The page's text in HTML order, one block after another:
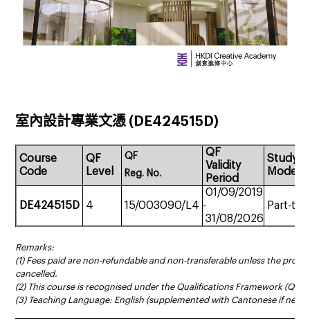
室內設計專業文憑 (DE424515D)
Course
Code
QF
Level
QF
Reg. No.
QF
Validity
Period
Study
Mode
DE424515D 4 15/003090/L4
01/09/2019
-
31/08/2026
Part-
Remarks:
(1) Fees paid are non-refundable and non-transferable unless the
cancelled.
(2) This course is recognised under the Qualifications Framework (QF
(3) Teaching Language: English (supplemented with Cantonese if